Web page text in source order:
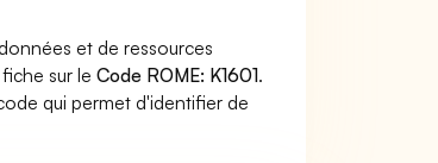
et de ressources
fiche sur leCode ROME: K1601.
qui permet d'identifier de